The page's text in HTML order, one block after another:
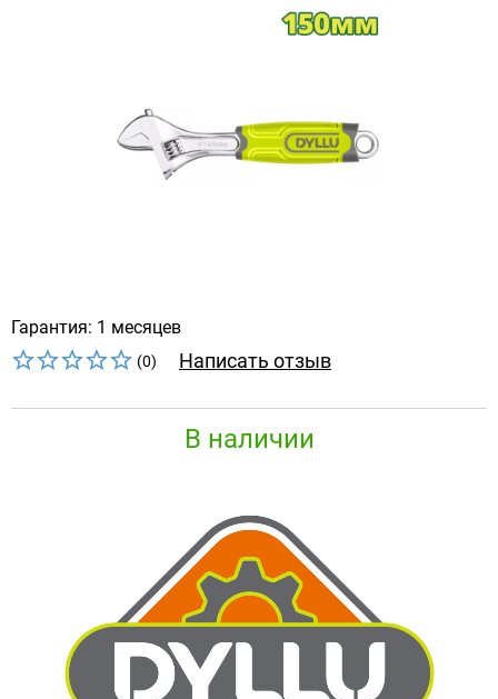
Гарантия: 1 месяцев
(0) Написать отзыв
В наличии